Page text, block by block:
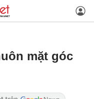
mặt góc